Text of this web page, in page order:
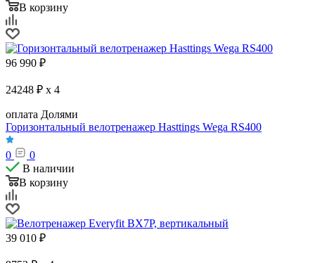
В корзину
96 990 ₽
24248 ₽ x 4
оплата Долями
Горизонтальный велотренажер Hasttings Wega RS400
0
0
В наличии
В корзину
39 010 ₽